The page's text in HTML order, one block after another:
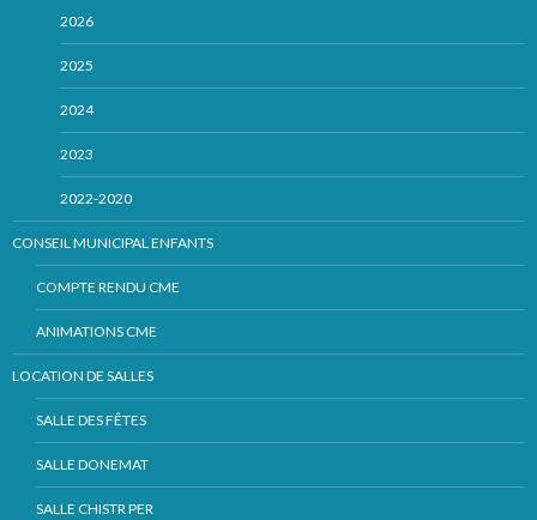
2026
2025
2024
2023
2022-2020
CONSEIL MUNICIPAL ENFANTS
COMPTE RENDU CME
ANIMATIONS CME
LOCATION DE SALLES
SALLE DES FÊTES
SALLE DONEMAT
SALLE CHISTR PER